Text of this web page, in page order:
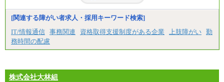
[関連する障がい者求人・採用キーワード検索]
IT/情報通信 事務関連 資格取得支援制度がある企業 上肢障がい 勤
務時間の配慮
株式会社大林組